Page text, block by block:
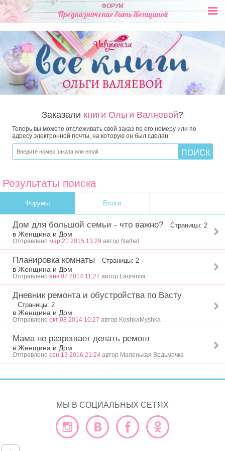
ФОРУМ
Предназначение быть Женщиной
Заказали книги Ольги Валяевой?
Теперь вы можете отслеживать свой заказ по его номеру или по
адресу электронной почты, на которую он был сделан:
Результаты поиска
Форумы Блоги
Дом для большой семьи - что важно? Страницы: 2
в Женщина и Дом
Отправлено мар 21 2015 13:29 автор Nathel
Планировка комнаты Страницы: 2
в Женщина и Дом
Отправлено янв 07 2014 11:27 автор Laurentia
Дневник ремонта и обустройства по Васту
Страницы: 2
в Женщина и Дом
Отправлено окт 08 2014 10:27 автор KoshkaMyshka
Мама не разрешает делать ремонт
в Женщина и Дом
Отправлено сен 13 2016 21:24 автор Маленькая Ведьмочка
МЫ В СОЦИАЛЬНЫХ СЕТЯХ